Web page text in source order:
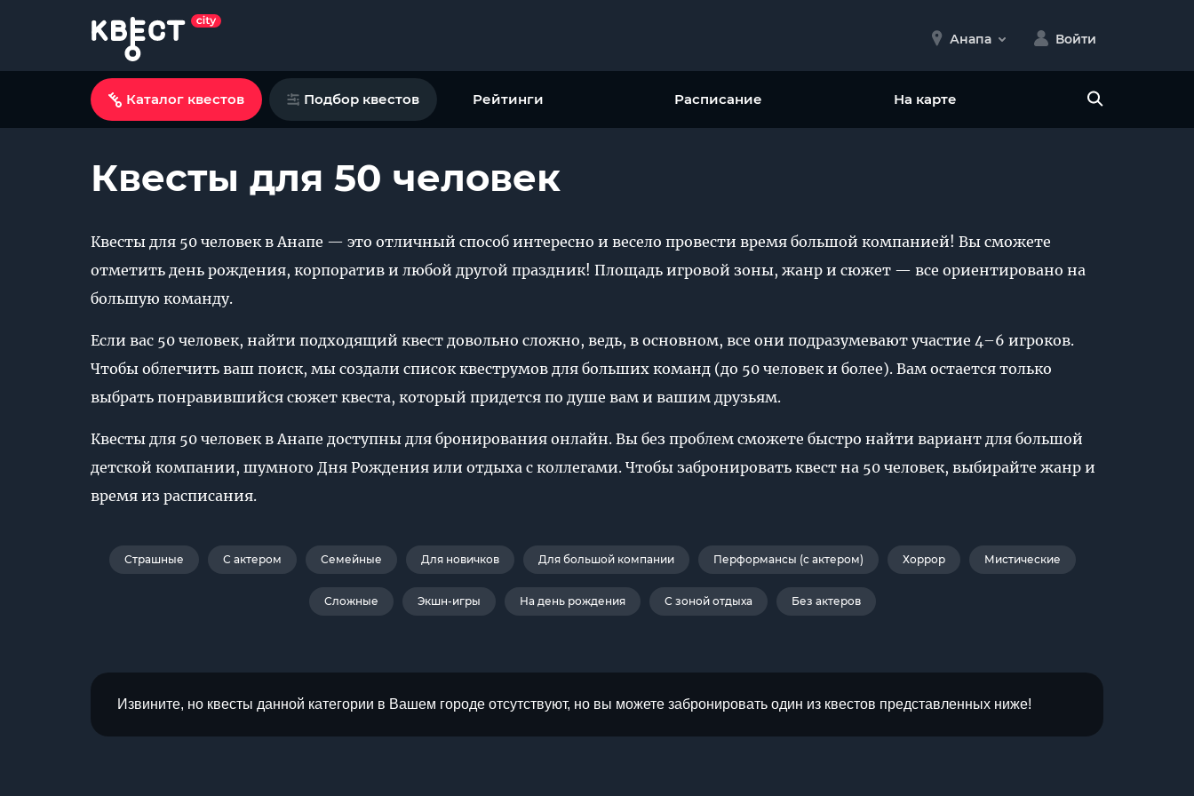
Анапа Войти
Каталог квестов Подбор квестов Рейтинги Расписание На карте
Квесты для 50 человек
Квесты для 50 человек в Анапе — это отличный способ интересно и весело провести время большой компанией! Вы сможете
отметить день рождения, корпоратив и любой другой праздник! Площадь игровой зоны, жанр и сюжет — все ориентировано на
большую команду.
Если вас 50 человек, найти подходящий квест довольно сложно, ведь, в основном, все они подразумевают участие 4–6 игроков.
Чтобы облегчить ваш поиск, мы создали список квеструмов для больших команд (до 50 человек и более). Вам остается только
выбрать понравившийся сюжет квеста, который придется по душе вам и вашим друзьям.
Квесты для 50 человек в Анапе доступны для бронирования онлайн. Вы без проблем сможете быстро найти вариант для большой
детской компании, шумного Дня Рождения или отдыха с коллегами. Чтобы забронировать квест на 50 человек, выбирайте жанр и
время из расписания.
Страшные С актером Семейные Для новичков Для большой компании Перформансы (с актером) Хоррор Мистические
Сложные Экшн-игры На день рождения С зоной отдыха Без актеров
Извините, но квесты данной категории в Вашем городе отсутствуют, но вы можете забронировать один из квестов представленных ниже!